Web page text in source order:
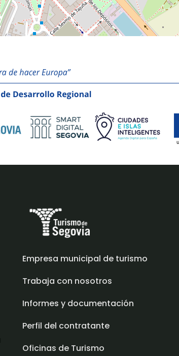
Empresa municipal de turismo
Trabaja con nosotros
Informes y documentación
Perfil del contratante
Oficinas de Turismo